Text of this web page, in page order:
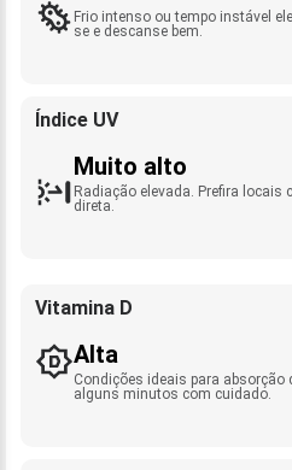
Frio intenso ou tempo instável
se e descanse bem.
Índice UV
Muito alto
Radiação elevada. Prefira locais
direta.
Vitamina D
Alta
Condições ideais para absorção
alguns minutos com cuidado.